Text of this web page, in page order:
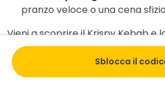
pranzo veloce o una cena
Vieni a scoprire il Krispy Kebab e
da questa esplosione di sapori!
Istruzioni di utilizzo
Sblocca il